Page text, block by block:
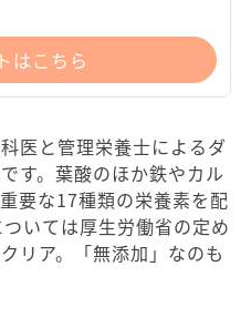
はこちら
医と管理栄養士によるダ
す。葉酸のほか鉄やカル
要な17種類の栄養素を配
いては厚生労働省の定め
リア。「無添加」なのも